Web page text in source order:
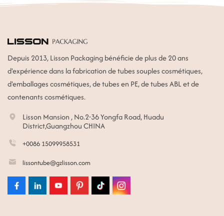
Depuis 2013, Lisson Packaging bénéficie de plus de 20 ans
d'expérience dans la fabrication de tubes souples cosmétiques,
d'emballages cosmétiques, de tubes en PE, de tubes ABL et de
contenants cosmétiques.
Lisson Mansion , No.2-36 Yongfa Road, Huadu
District,Guangzhou CHINA
+0086 15099958531
lissontube@gzlisson.com